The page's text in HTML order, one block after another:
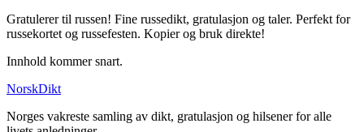
Gratulerer til russen! Fine russedikt, gratulasjon og taler. Perfekt for
russekortet og russefesten. Kopier og bruk direkte!
Innhold kommer snart.
NorskDikt
Norges vakreste samling av dikt, gratulasjon og hilsener for alle